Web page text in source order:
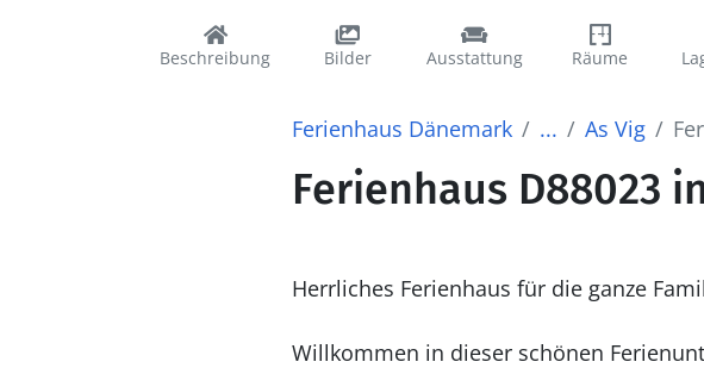
Beschreibung Bilder Ausstattung Räume
Ferienhaus Dänemark ... As Vig
Ferienhaus D88023
Herrliches Ferienhaus für die ganze
Willkommen in dieser schönen